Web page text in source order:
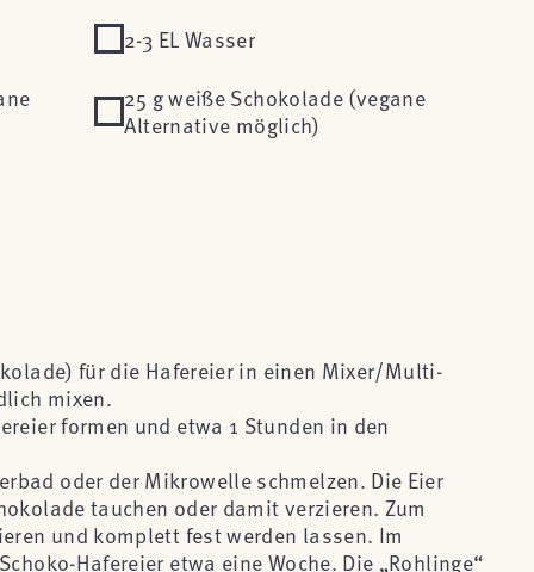
2-3 EL Wasser
25 g weiße Schokolade (vegane
Alternative möglich)
für die Hafereier in einen Mixer/Multi-
mixen.
formen und etwa 1 Stunden in den
oder der Mikrowelle schmelzen. Die Eier
tauchen oder damit verzieren. Zum
und komplett fest werden lassen. Im
Hafereier etwa eine Woche. Die „Rohlinge“